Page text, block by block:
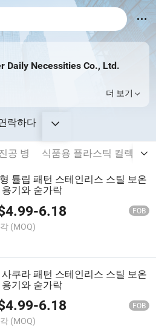
Daily Necessities Co., Ltd.
더 보기
락하다
공 병 식품용 플라스틱 컬렉션
튤립 패턴 스테인리스 스틸 보온
기와 숟가락
4.99-6.18 FOB
(MOQ)
쿠라 패턴 스테인리스 스틸 보온
기와 숟가락
4.99-6.18 FOB
(MOQ)